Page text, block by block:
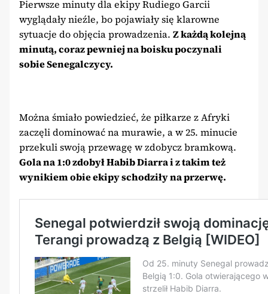
Pierwsze minuty dla ekipy Rudiego Garcii
wyglądały nieźle, bo pojawiały się klarowne
sytuacje do objęcia prowadzenia. Z każdą kolejną
minutą, coraz pewniej na boisku poczynali
sobie Senegalczycy.
Można śmiało powiedzieć, że piłkarze z Afryki
zaczęli dominować na murawie, a w 25. minucie
przekuli swoją przewagę w zdobycz bramkową.
Gola na 1:0 zdobył Habib Diarra i z takim też
wynikiem obie ekipy schodziły na przerwę.